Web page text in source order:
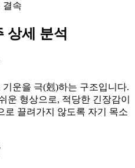
결속
상세 분석
운을 극(剋)하는 구조입니다.
운 형상으로, 적당한 긴장감이
로 끌려가지 않도록 자기 목소